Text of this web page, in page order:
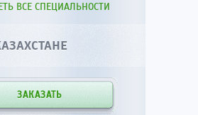
ВСЕ СПЕЦИАЛЬНОСТИ
ЗАКАЗАТЬ